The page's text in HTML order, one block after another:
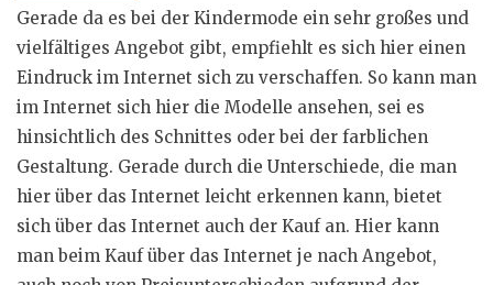
Gerade da es bei der Kindermode ein sehr großes und
vielfältiges Angebot gibt, empfiehlt es sich hier einen
Eindruck im Internet sich zu verschaffen. So kann man
im Internet sich hier die Modelle ansehen, sei es
hinsichtlich des Schnittes oder bei der farblichen
Gestaltung. Gerade durch die Unterschiede, die man
hier über das Internet leicht erkennen kann, bietet
sich über das Internet auch der Kauf an. Hier kann
man beim Kauf über das Internet je nach Angebot,